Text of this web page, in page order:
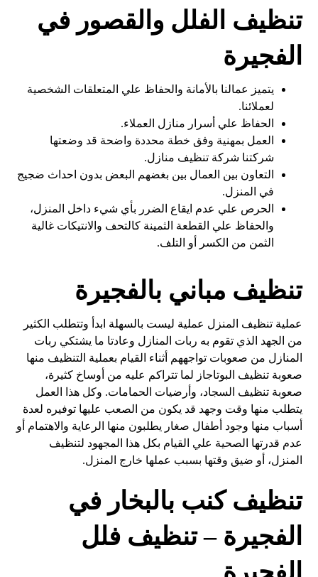
تنظيف الفلل والقصور في
الفجيرة​
يتميز عمالنا بالأمانة والحفاظ علي المتعلقات الشخصية
لعملائنا.
الحفاظ علي أسرار منازل العملاء.
العمل بمهنية وفق خطة محددة واضحة قد وضعتها
شركتنا شركة تنظيف منازل.
التعاون بين العمال بين بغضهم البعض بدون احداث ضجيج
في المنزل.
الحرص علي عدم ايقاع الضرر بأي شيء داخل المنزل،
والحفاظ علي القطعة الثمينة كالتحف والانتيكات غالية
الثمن من الكسر أو التلف.
تنظيف مباني بالفجيرة
عملية تنظيف المنزل عملية ليست بالسهلة ابدأ وتتطلب الكثير
من الجهد الذي تقوم به ربات المنازل وعادتا ما يشتكي ربات
المنازل من صعوبات تواجههم أثناء القيام بعملية التنظيف منها
صعوبة تنظيف البوتاجاز لما تتراكم عليه من أوساخ كثيرة،
صعوبة تنظيف السجاد، وأرضيات الحمامات. وكل هذا العمل
يتطلب منها وقت وجهد قد يكون من الصعب عليها توفيره لعدة
أسباب منها وجود أطفال صغار يطلبون منها الرعاية والاهتمام أو
عدم قدرتها الصحية علي القيام بكل هذا المجهود لتنظيف
المنزل، أو ضيق وقتها بسبب عملها خارج المنزل.
تنظيف كنب بالبخار في
الفجيرة – تنظيف فلل